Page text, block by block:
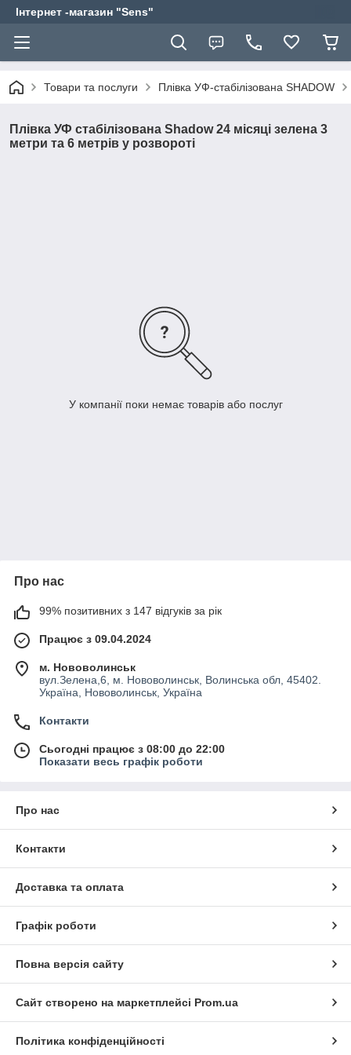
Інтернет -магазин "Sens"
Товари та послуги Плівка УФ-стабілізована SHADOW
Плівка УФ стабілізована Shadow 24 місяці зелена 3
метри та 6 метрів у розвороті
У компанії поки немає товарів або послуг
Про нас
99% позитивних з 147 відгуків за рік
Працює з 09.04.2024
м. Нововолинськ
вул.Зелена,6, м. Нововолинськ, Волинська обл, 45402.
Україна, Нововолинськ, Україна
Контакти
Сьогодні працює з 08:00 до 22:00
Показати весь графік роботи
Про нас
Контакти
Доставка та оплата
Графік роботи
Повна версія сайту
Сайт створено на маркетплейсі Prom.ua
Політика конфіденційності